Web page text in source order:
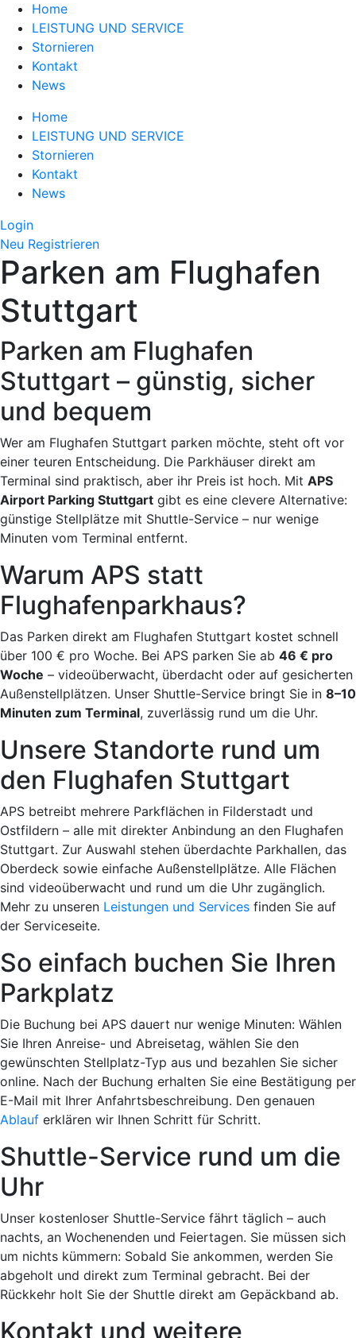
Home
LEISTUNG UND SERVICE
Stornieren
Kontakt
News
Home
LEISTUNG UND SERVICE
Stornieren
Kontakt
News
Login
Neu Registrieren
Parken am Flughafen
Stuttgart
Parken am Flughafen
Stuttgart – günstig, sicher
und bequem
Wer am Flughafen Stuttgart parken möchte, steht oft vor
einer teuren Entscheidung. Die Parkhäuser direkt am
Terminal sind praktisch, aber ihr Preis ist hoch. Mit APS
Airport Parking Stuttgart gibt es eine clevere Alternative:
günstige Stellplätze mit Shuttle-Service – nur wenige
Minuten vom Terminal entfernt.
Warum APS statt
Flughafenparkhaus?
Das Parken direkt am Flughafen Stuttgart kostet schnell
über 100 € pro Woche. Bei APS parken Sie ab 46 € pro
Woche – videoüberwacht, überdacht oder auf gesicherten
Außenstellplätzen. Unser Shuttle-Service bringt Sie in 8–10
Minuten zum Terminal, zuverlässig rund um die Uhr.
Unsere Standorte rund um
den Flughafen Stuttgart
APS betreibt mehrere Parkflächen in Filderstadt und
Ostfildern – alle mit direkter Anbindung an den Flughafen
Stuttgart. Zur Auswahl stehen überdachte Parkhallen, das
Oberdeck sowie einfache Außenstellplätze. Alle Flächen
sind videoüberwacht und rund um die Uhr zugänglich.
Mehr zu unseren Leistungen und Services finden Sie auf
der Serviceseite.
So einfach buchen Sie Ihren
Parkplatz
Die Buchung bei APS dauert nur wenige Minuten: Wählen
Sie Ihren Anreise- und Abreisetag, wählen Sie den
gewünschten Stellplatz-Typ aus und bezahlen Sie sicher
online. Nach der Buchung erhalten Sie eine Bestätigung per
E-Mail mit Ihrer Anfahrtsbeschreibung. Den genauen
Ablauf erklären wir Ihnen Schritt für Schritt.
Shuttle-Service rund um die
Uhr
Unser kostenloser Shuttle-Service fährt täglich – auch
nachts, an Wochenenden und Feiertagen. Sie müssen sich
um nichts kümmern: Sobald Sie ankommen, werden Sie
abgeholt und direkt zum Terminal gebracht. Bei der
Rückkehr holt Sie der Shuttle direkt am Gepäckband ab.
Kontakt und weitere